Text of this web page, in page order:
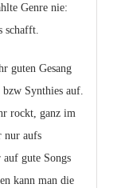
Genre nie:
schafft.
guten Gesang
Synthies auf.
rockt, ganz im
nur aufs
gute Songs
kann man die